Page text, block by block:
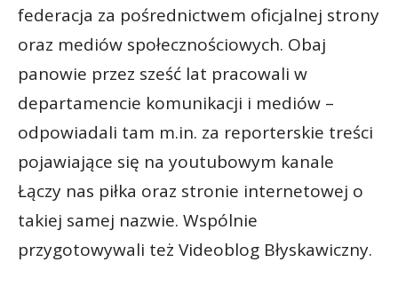
federacja za pośrednictwem oficjalnej strony
oraz mediów społecznościowych. Obaj
panowie przez sześć lat pracowali w
departamencie komunikacji i mediów –
odpowiadali tam m.in. za reporterskie treści
pojawiające się na youtubowym kanale
Łączy nas piłka oraz stronie internetowej o
takiej samej nazwie. Wspólnie
przygotowywali też Videoblog Błyskawiczny.